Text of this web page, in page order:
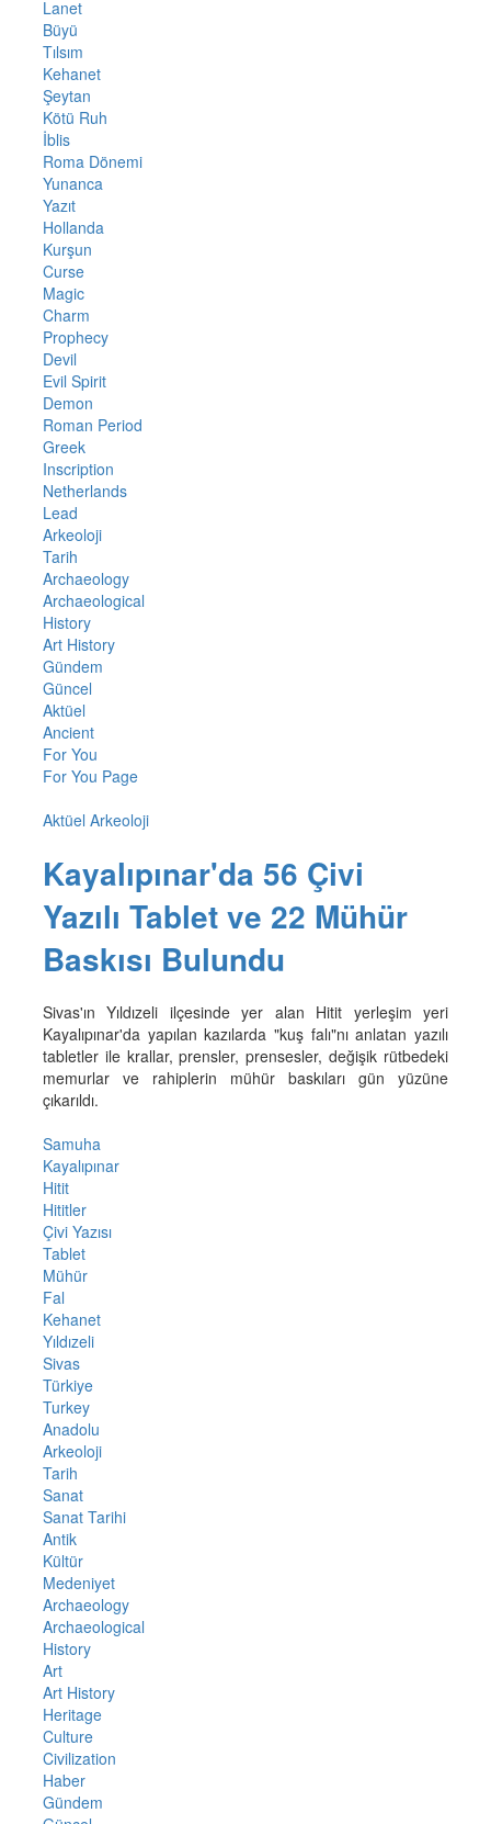
Lanet
Büyü
Tılsım
Kehanet
Şeytan
Kötü Ruh
İblis
Roma Dönemi
Yunanca
Yazıt
Hollanda
Kurşun
Curse
Magic
Charm
Prophecy
Devil
Evil Spirit
Demon
Roman Period
Greek
Inscription
Netherlands
Lead
Arkeoloji
Tarih
Archaeology
Archaeological
History
Art History
Gündem
Güncel
Aktüel
Ancient
For You
For You Page
Aktüel Arkeoloji
Kayalıpınar'da 56 Çivi
Yazılı Tablet ve 22 Mühür
Baskısı Bulundu
Sivas'ın Yıldızeli ilçesinde yer alan Hitit yerleşim yeri
Kayalıpınar'da yapılan kazılarda "kuş falı"nı anlatan yazılı
tabletler ile krallar, prensler, prensesler, değişik rütbedeki
memurlar ve rahiplerin mühür baskıları gün yüzüne
çıkarıldı.
Samuha
Kayalıpınar
Hitit
Hititler
Çivi Yazısı
Tablet
Mühür
Fal
Kehanet
Yıldızeli
Sivas
Türkiye
Turkey
Anadolu
Arkeoloji
Tarih
Sanat
Sanat Tarihi
Antik
Kültür
Medeniyet
Archaeology
Archaeological
History
Art
Art History
Heritage
Culture
Civilization
Haber
Gündem